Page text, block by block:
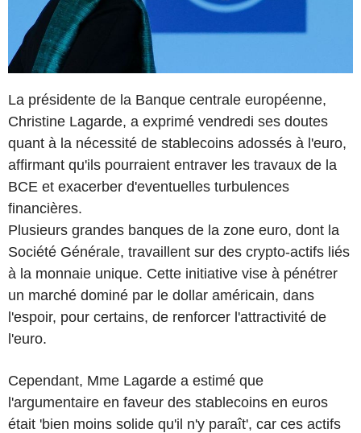
La présidente de la Banque centrale européenne,
Christine Lagarde, a exprimé vendredi ses doutes
quant à la nécessité de stablecoins adossés à l'euro,
affirmant qu'ils pourraient entraver les travaux de la
BCE et exacerber d'eventuelles turbulences
financières.
Plusieurs grandes banques de la zone euro, dont la
Société Générale, travaillent sur des crypto-actifs liés
à la monnaie unique. Cette initiative vise à pénétrer
un marché dominé par le dollar américain, dans
l'espoir, pour certains, de renforcer l'attractivité de
l'euro.
Cependant, Mme Lagarde a estimé que
l'argumentaire en faveur des stablecoins en euros
était 'bien moins solide qu'il n'y paraît', car ces actifs